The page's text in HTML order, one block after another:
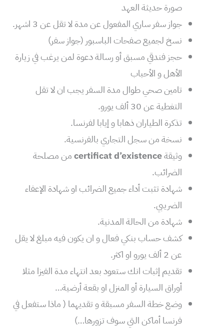
صورة حديثة العهد
جواز سفر ساري المفعول عن مدة لا تقل عن 3 اشهر.
نسخ لجميع صفحات الباسبور (جواز سفر)
حجز فندقي مسبق أو رسالة دعوة لمن يرغب في زيارة
الأهل و الأحباب
تامين صحي طوال مدة السفر يجب ان لا تقل
التغطية عن 30 ألف يورو.
تذكرة الطياران ذهابا و إيابا لفرنسا.
نسخة من سجل التجاري بالفرنسية.
وثيقةcertificat d’existenceمن مصلحة
الضرائب.
شهادة تثبت أداء جميع الضرائب او شهادة الإعفاء
الضريبي.
شهادة من الحالة المدنية.
كشف حساب بنكي فعال و ان يكون فيه مبلغ لا يقل
عن 2 ألف يورو او اكثر.
تقديم إثبات انك ستعود بعد انتهاء مدة الفيزا مثلا
أوراق السيارة أو المنزل او بقعة أرضية…
وضع خطة السفر مسبقة و تقديهما ( ماذا ستفعل في
فرنسا أماكن التي سوف تزورها…)